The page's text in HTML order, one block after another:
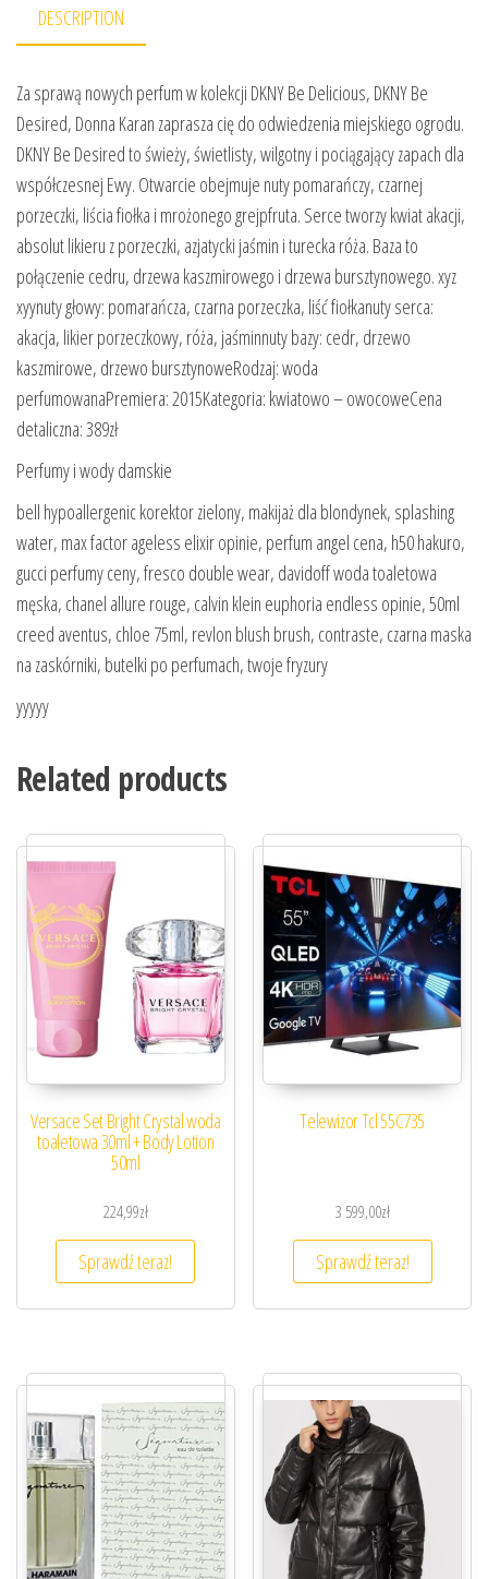
DESCRIPTION
Za sprawą nowych perfum w kolekcji DKNY Be Delicious, DKNY Be
Desired, Donna Karan zaprasza cię do odwiedzenia miejskiego ogrodu.
DKNY Be Desired to świeży, świetlisty, wilgotny i pociągający zapach dla
współczesnej Ewy. Otwarcie obejmuje nuty pomarańczy, czarnej
porzeczki, liścia fiołka i mrożonego grejpfruta. Serce tworzy kwiat akacji,
absolut likieru z porzeczki, azjatycki jaśmin i turecka róża. Baza to
połączenie cedru, drzewa kaszmirowego i drzewa bursztynowego. xyz
xyynuty głowy: pomarańcza, czarna porzeczka, liść fiołkanuty serca:
akacja, likier porzeczkowy, róża, jaśminnuty bazy: cedr, drzewo
kaszmirowe, drzewo bursztynoweRodzaj: woda
perfumowanaPremiera: 2015Kategoria: kwiatowo – owocoweCena
detaliczna: 389zł
Perfumy i wody damskie
bell hypoallergenic korektor zielony, makijaż dla blondynek, splashing
water, max factor ageless elixir opinie, perfum angel cena, h50 hakuro,
gucci perfumy ceny, fresco double wear, davidoff woda toaletowa
męska, chanel allure rouge, calvin klein euphoria endless opinie, 50ml
creed aventus, chloe 75ml, revlon blush brush, contraste, czarna maska
na zaskórniki, butelki po perfumach, twoje fryzury
yyyyy
Related products
Versace Set Bright Crystal woda
toaletowa 30ml + Body Lotion
50ml
224,99zł
Sprawdź teraz!
Telewizor Tcl 55C735
3 599,00zł
Sprawdź teraz!